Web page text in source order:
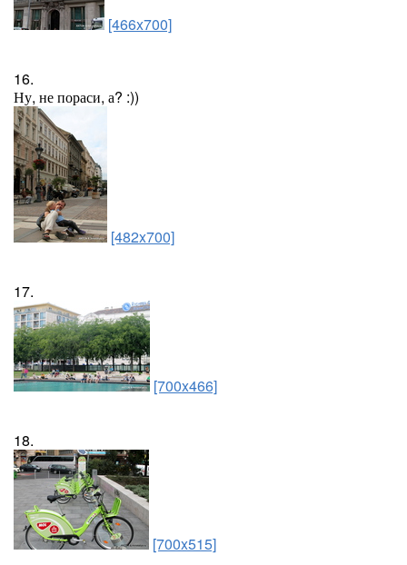
[466x700]
16.
Ну, не пораси, а? :))
[482x700]
17.
[700x466]
18.
[700x515]